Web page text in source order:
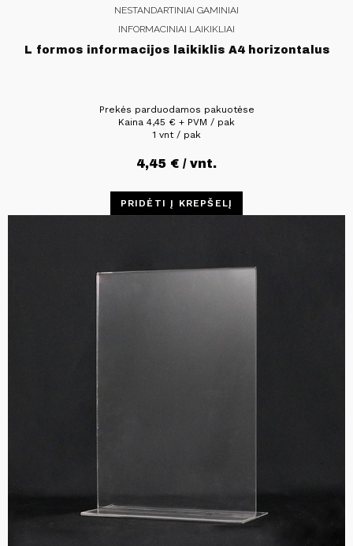
NESTANDARTINIAI GAMINIAI
INFORMACINIAI LAIKIKLIAI
L formos informacijos laikiklis A4 horizontalus
Prekės parduodamos pakuotėse
Kaina 4,45 € + PVM / pak
1 vnt / pak
4,45 € / vnt.
PRIDĖTI Į KREPŠELĮ